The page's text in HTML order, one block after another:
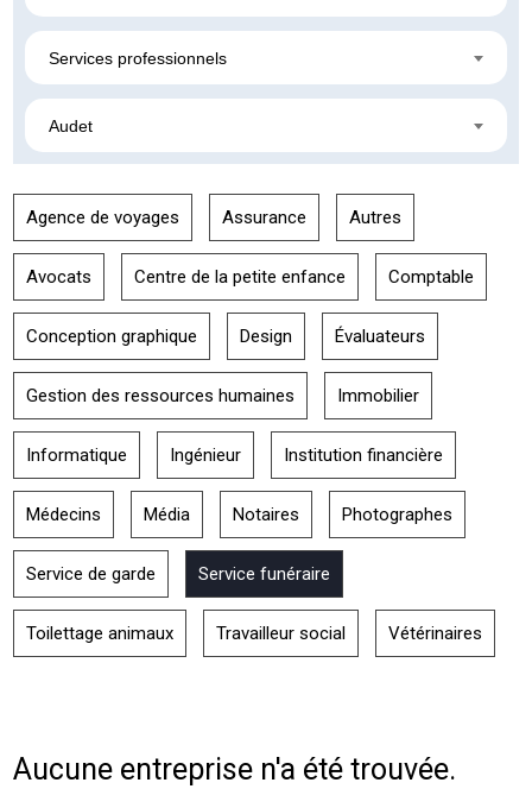
Services professionnels
Audet
Agence de voyages Assurance Autres
Avocats Centre de la petite enfance Comptable
Conception graphique Design Évaluateurs
Gestion des ressources humaines Immobilier
Informatique Ingénieur Institution financière
Médecins Média Notaires Photographes
Service de garde Service funéraire
Toilettage animaux Travailleur social Vétérinaires
Aucune entreprise n'a été trouvée.